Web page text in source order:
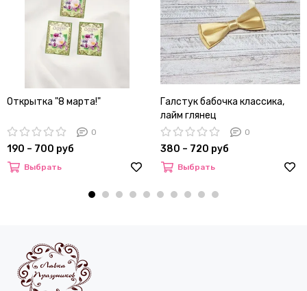
Открытка "8 марта!"
0
190 – 700 руб
Выбрать
Галстук бабочка классика,
лайм глянец
0
380 – 720 руб
Выбрать